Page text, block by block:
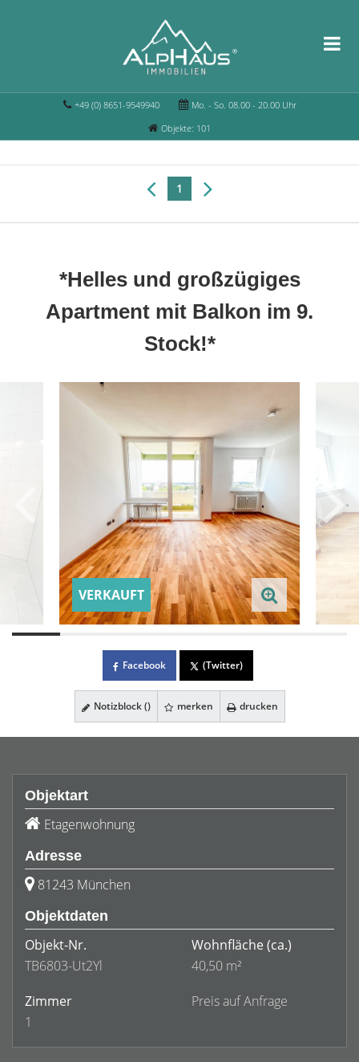
+49 (0) 8651-9549940
Mo. - So. 08.00 - 20.00 Uhr
Objekte: 101
1
*Helles und großzügiges
Apartment mit Balkon im 9.
Stock!*
VERKAUFT
Facebook (Twitter)
Notizblock () merken drucken
Objektart
Etagenwohnung
Adresse
81243 München
Objektdaten
Objekt-Nr.
TB6803-Ut2Yl
Wohnfläche (ca.)
40,50 m²
Zimmer
1
Preis auf Anfrage